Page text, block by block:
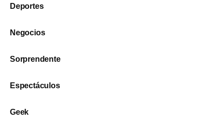
Deportes
Negocios
Sorprendente
Espectáculos
Geek